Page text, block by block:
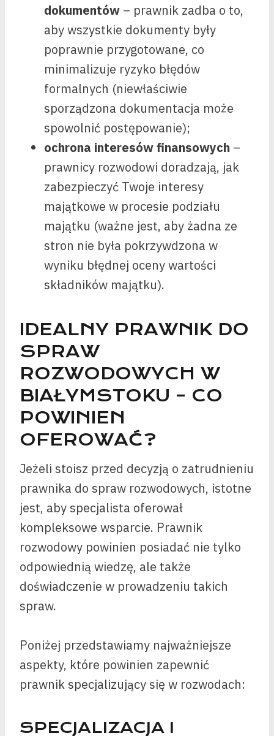
dokumentów – prawnik zadba o to,
aby wszystkie dokumenty były
poprawnie przygotowane, co
minimalizuje ryzyko błędów
formalnych (niewłaściwie
sporządzona dokumentacja może
spowolnić postępowanie);
ochrona interesów finansowych –
prawnicy rozwodowi doradzają, jak
zabezpieczyć Twoje interesy
majątkowe w procesie podziału
majątku (ważne jest, aby żadna ze
stron nie była pokrzywdzona w
wyniku błędnej oceny wartości
składników majątku).
IDEALNY PRAWNIK DO
SPRAW
ROZWODOWYCH W
BIAŁYMSTOKU – CO
POWINIEN
OFEROWAĆ?
Jeżeli stoisz przed decyzją o zatrudnieniu
prawnika do spraw rozwodowych, istotne
jest, aby specjalista oferował
kompleksowe wsparcie. Prawnik
rozwodowy powinien posiadać nie tylko
odpowiednią wiedzę, ale także
doświadczenie w prowadzeniu takich
spraw.
Poniżej przedstawiamy najważniejsze
aspekty, które powinien zapewnić
prawnik specjalizujący się w rozwodach:
SPECJALIZACJA I